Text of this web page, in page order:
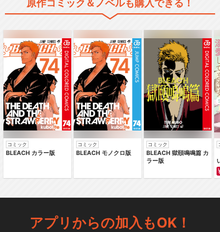
原作コミック＆ノベルも購入できる！
コミック
BLEACH カラー版
コミック
BLEACH モノクロ版
コミック
BLEACH 獄頤鳴鳴篇 カ
ラー版
アプリからの加入もOK！